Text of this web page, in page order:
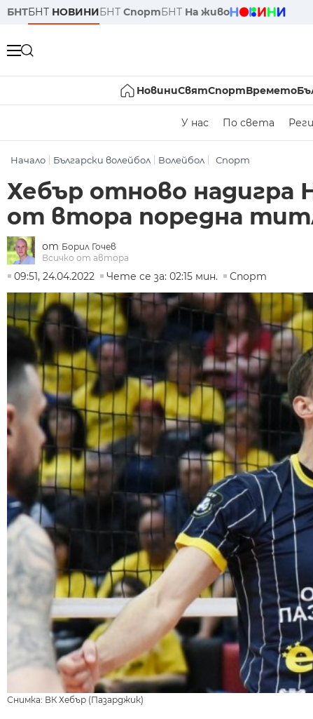
БНТБНТ НОВИНИБНТ СпортБНТ На живо
НовиниСвятСпортВремето
У нас По света
Начало Български волейбол Волейбол Спорт
Хебър отново надигра
от втора поредна
от Борил Гочев
Всичко от автора
09:51, 24.04.2022
Чете се за: 02:15 мин. Спорт
Снимка: ВК Хебър (Пазарджик)